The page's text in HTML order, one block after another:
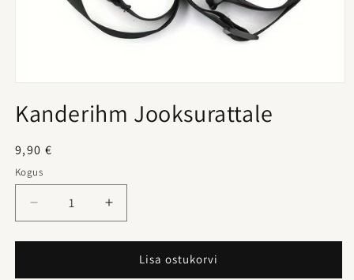
Kanderihm Jooksurattale
Tavahind
9,90 €
Kogus
Lisa ostukorvi